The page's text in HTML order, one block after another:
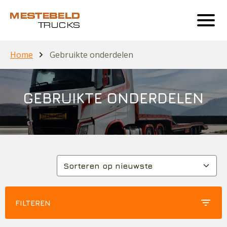
Home Gebruikte onderdelen
GEBRUIKTE ONDERDELEN
FILTEREN filter_list